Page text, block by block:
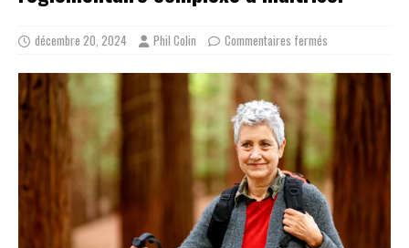
décembre 20, 2024 Phil Colin Commentaires fermés